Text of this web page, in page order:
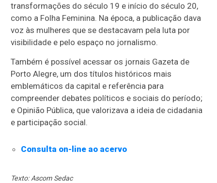
transformações do século 19 e início do século 20,
como a Folha Feminina. Na época, a publicação dava
voz às mulheres que se destacavam pela luta por
visibilidade e pelo espaço no jornalismo.
Também é possível acessar os jornais Gazeta de
Porto Alegre, um dos títulos históricos mais
emblemáticos da capital e referência para
compreender debates políticos e sociais do período;
e Opinião Pública, que valorizava a ideia de cidadania
e participação social.
Consulta on-line ao acervo
Texto: Ascom Sedac